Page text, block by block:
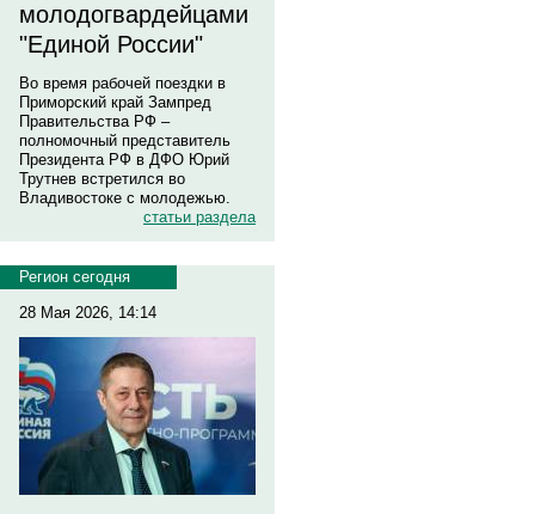
молодогвардейцами
"Единой России"
Во время рабочей поездки в
Приморский край Зампред
Правительства РФ –
полномочный представитель
Президента РФ в ДФО Юрий
Трутнев встретился во
Владивостоке с молодежью.
статьи раздела
Регион сегодня
28 Мая 2026, 14:14